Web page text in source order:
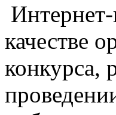
качестве
конкурса,